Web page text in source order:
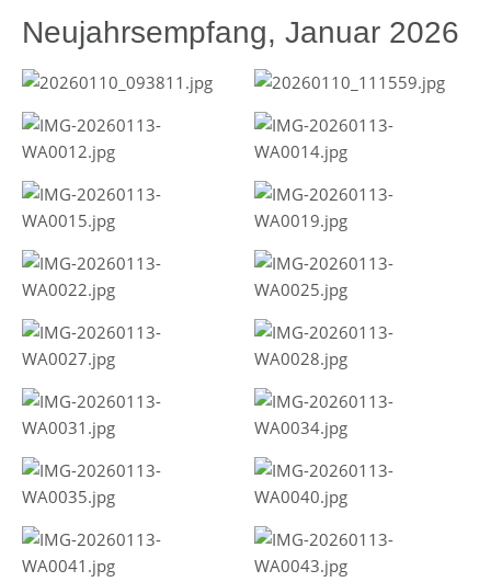
Neujahrsempfang, Januar 2026